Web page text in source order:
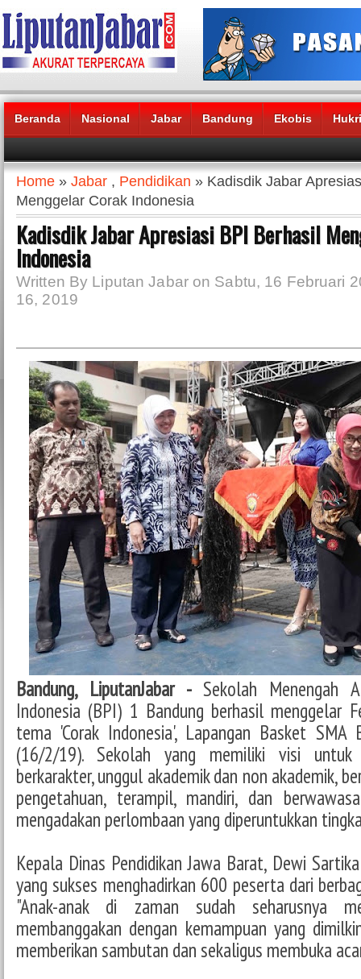
Beranda Nasional Jabar Bandung Ekobis
Headlines News :
Home » Jabar , Pendidikan » Kadisdik Jabar
Menggelar Corak Indonesia
Kadisdik Jabar Apresiasi BPI Berhasil
Indonesia
Written By Liputan Jabar on Sabtu, 16 Februari
16, 2019
Bandung, LiputanJabar - Sekolah Menengah
Indonesia (BPI) 1 Bandung berhasil menggelar
tema 'Corak Indonesia', Lapangan Basket
(16/2/19). Sekolah yang memiliki visi untuk
berkarakter, unggul akademik dan non akademik,
pengetahuan, terampil, mandiri, dan
mengadakan perlombaan yang diperuntukkan
Kepala Dinas Pendidikan Jawa Barat, Dewi
yang sukses menghadirkan 600 peserta dari
"Anak-anak di zaman sudah seharusnya
membanggakan dengan kemampuan yang
memberikan sambutan dan sekaligus membuka